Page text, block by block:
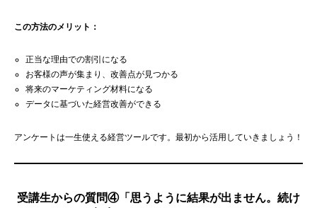
この方法のメリット：
正当な理由での割引になる
お客様の声が集まり、改善点が見つかる
将来のマーケティング材料になる
データに基づいた経営改善ができる
アンケートは一生使える経営ツールです。最初から活用していきましょう！
受講生からの質問④「思うように結果が出ません。続け